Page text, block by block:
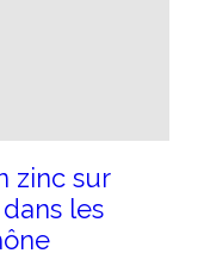
zinc sur
les